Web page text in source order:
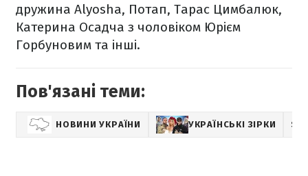
дружина Alyosha, Потап, Тарас Цимбалюк,
Катерина Осадча з чоловіком Юрієм
Горбуновим та інші.
Пов'язані теми:
НОВИНИ УКРАЇНИ УКРАЇНСЬКІ ЗІРКИ